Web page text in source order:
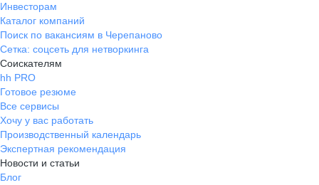
Инвесторам
Каталог компаний
Поиск по вакансиям в Черепаново
Сетка: соцсеть для нетворкинга
Соискателям
hh PRO
Готовое резюме
Все сервисы
Хочу у вас работать
Производственный календарь
Экспертная рекомендация
Новости и статьи
Блог